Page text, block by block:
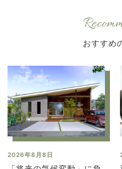
2026年8月8日